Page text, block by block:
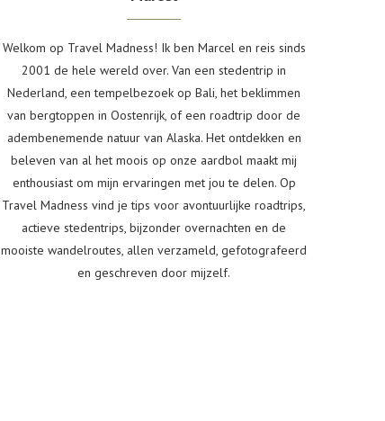
Welkom op Travel Madness! Ik ben Marcel en reis sinds
2001 de hele wereld over. Van een stedentrip in
Nederland, een tempelbezoek op Bali, het beklimmen
van bergtoppen in Oostenrijk, of een roadtrip door de
adembenemende natuur van Alaska. Het ontdekken en
beleven van al het moois op onze aardbol maakt mij
enthousiast om mijn ervaringen met jou te delen. Op
Travel Madness vind je tips voor avontuurlijke roadtrips,
actieve stedentrips, bijzonder overnachten en de
mooiste wandelroutes, allen verzameld, gefotografeerd
en geschreven door mijzelf.